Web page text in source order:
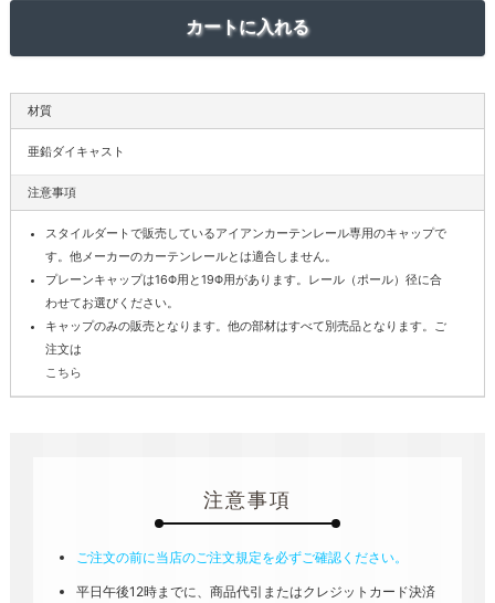
材質
亜鉛ダイキャスト
注意事項
スタイルダートで販売しているアイアンカーテンレール専用のキャップで
す。他メーカーのカーテンレールとは適合しません。
プレーンキャップは16Φ用と19Φ用があります。レール（ポール）径に合
わせてお選びください。
キャップのみの販売となります。他の部材はすべて別売品となります。ご
注文は
こちら
注意事項
ご注文の前に当店のご注文規定を必ずご確認ください。
平日午後12時までに、商品代引またはクレジットカード決済